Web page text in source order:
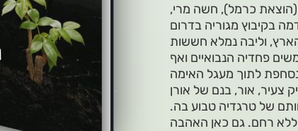
בספרו הראשון של הרצל חמוש, "צילו של אורן", שיצא לאור ב-2021 (הוצאת כרמל), חשה מרי,
בקיבוץ מגוריה בדרום
פחדיה הנבואיים ואף
צעיר, אור, בנם של אורן
של טרגדיה טבוע בה.
ללא רחם. גם כאן האהבה